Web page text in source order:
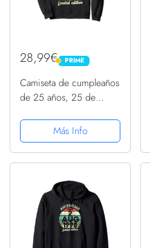
28,99€ PRIME
PRIME
Camiseta de cumpleaños
de 25 años, 25 de
cumpleaños Sudadera
Más Info